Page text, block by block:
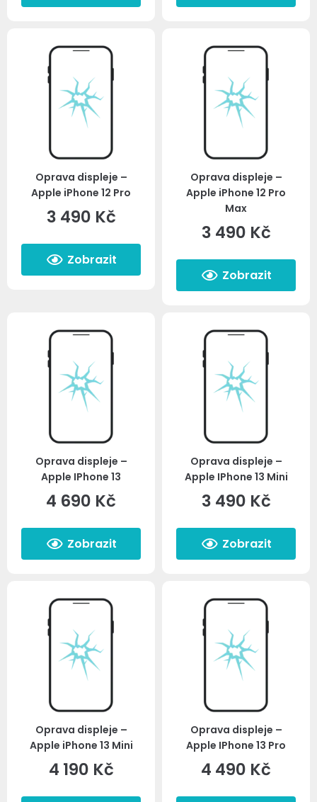
Oprava displeje –
Apple iPhone 12 Pro
3 490 Kč
Zobrazit
Oprava displeje –
Apple iPhone 12 Pro
Max
3 490 Kč
Zobrazit
Oprava displeje –
Apple IPhone 13
4 690 Kč
Zobrazit
Oprava displeje –
Apple IPhone 13 Mini
3 490 Kč
Zobrazit
Oprava displeje –
Apple iPhone 13 Mini
4 190 Kč
Oprava displeje –
Apple IPhone 13 Pro
4 490 Kč